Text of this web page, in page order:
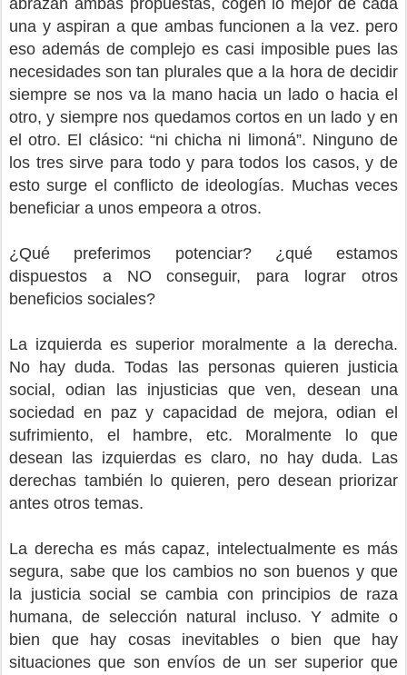
abrazan ambas propuestas, cogen lo mejor de cada
una y aspiran a que ambas funcionen a la vez. pero
eso además de complejo es casi imposible pues las
necesidades son tan plurales que a la hora de decidir
siempre se nos va la mano hacia un lado o hacia el
otro, y siempre nos quedamos cortos en un lado y en
el otro. El clásico: “ni chicha ni limoná”. Ninguno de
los tres sirve para todo y para todos los casos, y de
esto surge el conflicto de ideologías. Muchas veces
beneficiar a unos empeora a otros.
¿Qué preferimos potenciar? ¿qué estamos
dispuestos a NO conseguir, para lograr otros
beneficios sociales?
La izquierda es superior moralmente a la derecha.
No hay duda. Todas las personas quieren justicia
social, odian las injusticias que ven, desean una
sociedad en paz y capacidad de mejora, odian el
sufrimiento, el hambre, etc. Moralmente lo que
desean las izquierdas es claro, no hay duda. Las
derechas también lo quieren, pero desean priorizar
antes otros temas.
La derecha es más capaz, intelectualmente es más
segura, sabe que los cambios no son buenos y que
la justicia social se cambia con principios de raza
humana, de selección natural incluso. Y admite o
bien que hay cosas inevitables o bien que hay
situaciones que son envíos de un ser superior que